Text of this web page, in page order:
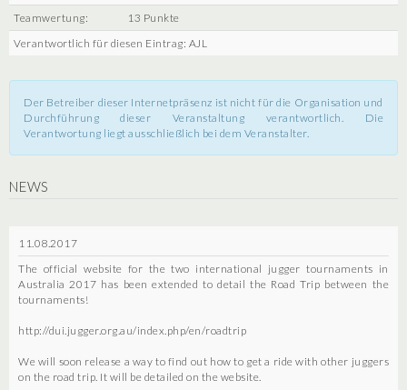
Teamwertung:
13 Punkte
Verantwortlich für diesen Eintrag: AJL
Der Betreiber dieser Internetpräsenz ist nicht für die Organisation und
Durchführung dieser Veranstaltung verantwortlich. Die
Verantwortung liegt ausschließlich bei dem Veranstalter.
NEWS
11.08.2017
The official website for the two international jugger tournaments in
Australia 2017 has been extended to detail the Road Trip between the
tournaments!
http://dui.jugger.org.au/index.php/en/roadtrip
We will soon release a way to find out how to get a ride with other juggers
on the road trip. It will be detailed on the website.